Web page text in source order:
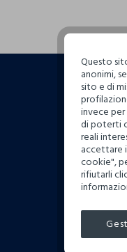
Questo
anonimi,
sito e di
invece
di poterti
reali
accettare
cookie",
rifiutarli